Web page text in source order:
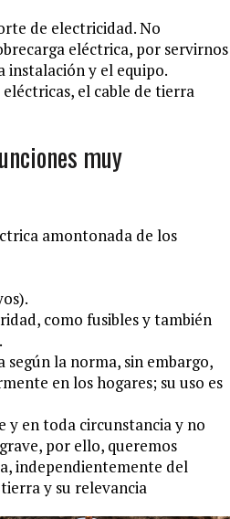
de electricidad. No
eléctrica, por servirnos
instalación y el equipo.
el cable de tierra
muy
amontonada de los
como fusibles y también
la norma, sin embargo,
en los hogares; su uso es
y en toda circunstancia y no
por ello, queremos
independientemente del
y su relevancia